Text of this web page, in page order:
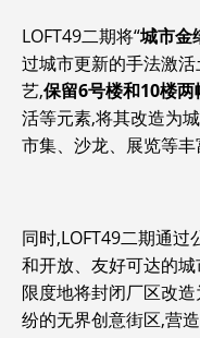
LOFT49二期将“城市金
过城市更新的手法激
艺,保留6号楼和10楼
活等元素,将其改造为
市集、沙龙、展览等丰
同时,LOFT49二期通
和开放、友好可达的
限度地将封闭厂区改
纷的无界创意街区,营